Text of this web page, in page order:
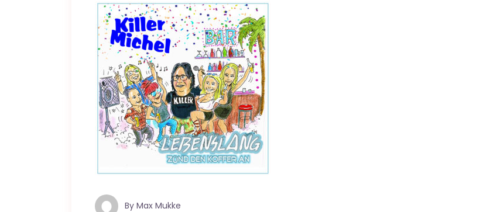
By Max Mukke